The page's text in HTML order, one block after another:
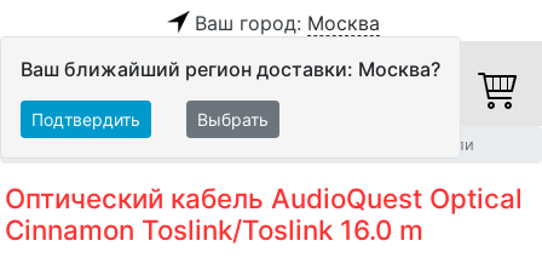
Ваш город: Москва
Ваш ближайший регион доставки: Москва?
Подтвердить Выбрать
Оптические кабели
Оптический кабель AudioQuest Optical
Cinnamon Toslink/Toslink 16.0 m